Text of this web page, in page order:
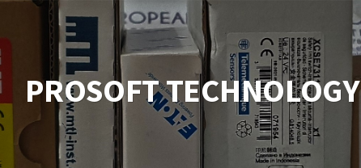
PROSOFT TECHNOLOGY